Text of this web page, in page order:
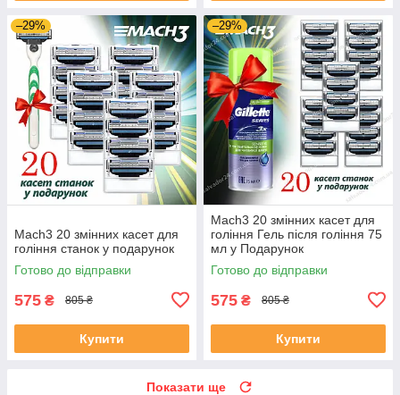
–29%
Mach3 20 змінних касет для
гоління станок у подарунок
Готово до відправки
575 ₴ 805 ₴
Купити
–29%
Mach3 20 змінних касет для
гоління Гель після гоління 75
мл у Подарунок
Готово до відправки
575 ₴ 805 ₴
Купити
Показати ще